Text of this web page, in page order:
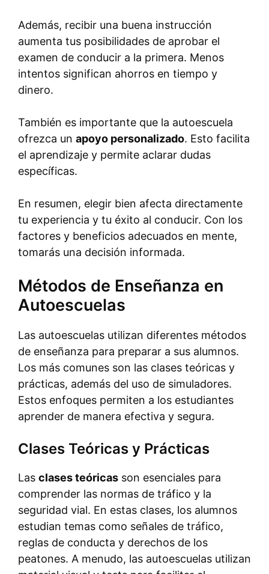
Además, recibir una buena instrucción
aumenta tus posibilidades de aprobar el
examen de conducir a la primera. Menos
intentos significan ahorros en tiempo y
dinero.
También es importante que la autoescuela
ofrezca un apoyo personalizado. Esto facilita
el aprendizaje y permite aclarar dudas
específicas.
En resumen, elegir bien afecta directamente
tu experiencia y tu éxito al conducir. Con los
factores y beneficios adecuados en mente,
tomarás una decisión informada.
Métodos de Enseñanza en
Autoescuelas
Las autoescuelas utilizan diferentes métodos
de enseñanza para preparar a sus alumnos.
Los más comunes son las clases teóricas y
prácticas, además del uso de simuladores.
Estos enfoques permiten a los estudiantes
aprender de manera efectiva y segura.
Clases Teóricas y Prácticas
Las clases teóricas son esenciales para
comprender las normas de tráfico y la
seguridad vial. En estas clases, los alumnos
estudian temas como señales de tráfico,
reglas de conducta y derechos de los
peatones. A menudo, las autoescuelas utilizan